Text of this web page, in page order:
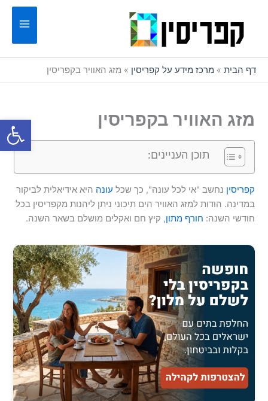
פתח
דף הבית » מרכז מידע על קפריסין » מזג האוויר בקפריסין
מזג האוויר בקפריסין
תוכן העניינים:
קפריסין נחשב "אי לכל עונה", כך שכל עונה היא אידיאלית לביקור
במדינה. הודות למזג האוויר הים תיכוני ניתן ליהנות מקפריסין בכל
חודשי השנה: חורף מתון, קיץ חם ואקלים מושלם בשאר השנה.